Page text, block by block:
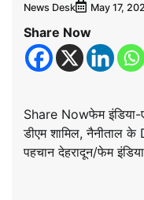
News Desk May 17,
Share Now
Share Nowफेम इंडिया-
डीएम शामिल, नैनीताल
पहचान देहरादून/फेम